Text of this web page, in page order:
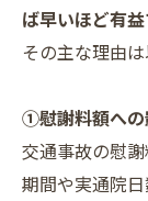
ば早いほど有
その主な理由は
①慰謝料額への
交通事故の慰
期間や実通院